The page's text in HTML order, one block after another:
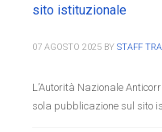
sito istituzionale
07 AGOSTO 2025 BY STAFF
L’Autorità Nazionale
sola pubblicazione sul sito